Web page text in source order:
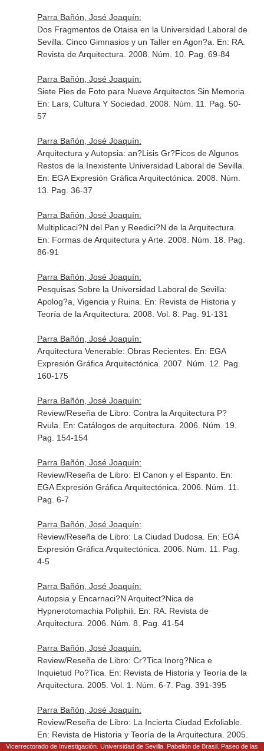
Parra Bañón, José Joaquín:
Dos Fragmentos de Otaisa en la Universidad Laboral de
Sevilla: Cinco Gimnasios y un Taller en Agon?a. En: RA.
Revista de Arquitectura . 2008. Núm. 10. Pag. 69-84
Parra Bañón, José Joaquín:
Siete Pies de Foto para Nueve Arquitectos Sin Memoria.
En: Lars, Cultura Y Sociedad . 2008. Núm. 11. Pag. 50-
57
Parra Bañón, José Joaquín:
Arquitectura y Autopsia: an?Lisis Gr?Ficos de Algunos
Restos de la Inexistente Universidad Laboral de Sevilla.
En: EGA Expresión Gráfica Arquitectónica . 2008. Núm.
13. Pag. 36-37
Parra Bañón, José Joaquín:
Multiplicaci?N del Pan y Reedici?N de la Arquitectura.
En: Formas de Arquitectura y Arte. 2008. Núm. 18. Pag.
86-91
Parra Bañón, José Joaquín:
Pesquisas Sobre la Universidad Laboral de Sevilla:
Apolog?a, Vigencia y Ruina. En: Revista de Historia y
Teoría de la Arquitectura . 2008. Vol. 8. Pag. 91-131
Parra Bañón, José Joaquín:
Arquitectura Venerable: Obras Recientes. En: EGA
Expresión Gráfica Arquitectónica . 2007. Núm. 12. Pag.
160-175
Parra Bañón, José Joaquín:
Review/Reseña de Libro: Contra la Arquitectura P?
Rvula. En: Catálogos de arquitectura . 2006. Núm. 19.
Pag. 154-154
Parra Bañón, José Joaquín:
Review/Reseña de Libro: El Canon y el Espanto. En:
EGA Expresión Gráfica Arquitectónica . 2006. Núm. 11.
Pag. 6-7
Parra Bañón, José Joaquín:
Review/Reseña de Libro: La Ciudad Dudosa. En: EGA
Expresión Gráfica Arquitectónica . 2006. Núm. 11. Pag.
4-5
Parra Bañón, José Joaquín:
Autopsia y Encarnaci?N Arquitect?Nica de
Hypnerotomachia Poliphili. En: RA. Revista de
Arquitectura . 2006. Núm. 8. Pag. 41-54
Parra Bañón, José Joaquín:
Review/Reseña de Libro: Cr?Tica Inorg?Nica e
Inquietud Po?Tica. En: Revista de Historia y Teoría de la
Arquitectura . 2005. Vol. 1. Núm. 6-7. Pag. 391-395
Parra Bañón, José Joaquín:
Review/Reseña de Libro: La Incierta Ciudad Exfoliable.
En: Revista de Historia y Teoría de la Arquitectura . 2005.
Vol. 1. Núm. 6-7. Pag. 395-398
Vicerrectorado de Investigación. Universidad de Sevilla. Pabellón de Brasil. Paseo de las